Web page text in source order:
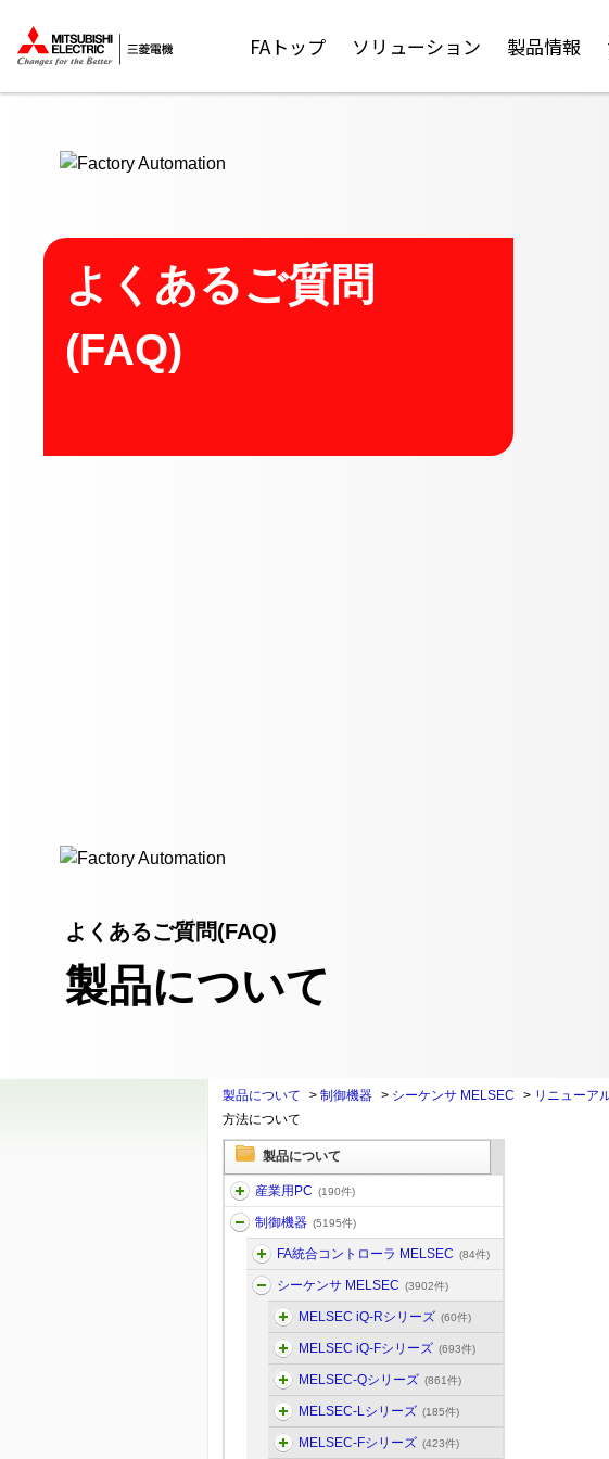
FAトップ ソリューション 製品情報
よくあるご質問
(FAQ)
よくあるご質問(FAQ)
製品について
製品について > 制御機器 > シーケンサ MELSEC > リニューア
方法について
製品について
産業用PC (190件)
制御機器 (5195件)
FA統合コントローラ MELSEC (84件)
シーケンサ MELSEC (3902件)
MELSEC iQ-Rシリーズ (60件)
MELSEC iQ-Fシリーズ (693件)
MELSEC-Qシリーズ (861件)
MELSEC-Lシリーズ (185件)
MELSEC-Fシリーズ (423件)